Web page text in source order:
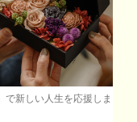
で新しい人生を応援しま